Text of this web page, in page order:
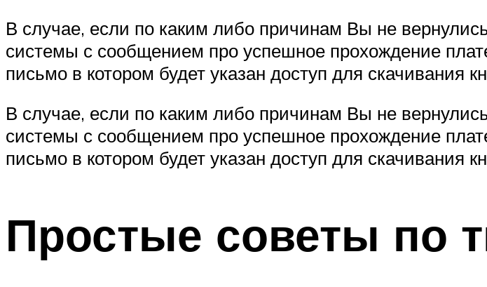
В случае, если по каким либо причинам Вы не
системы с сообщением про успешное прохождение
письмо в котором будет указан доступ для скачивания
В случае, если по каким либо причинам Вы не
системы с сообщением про успешное прохождение
письмо в котором будет указан доступ для скачивания
Простые советы по